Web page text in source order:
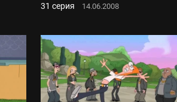
31 серия 14.06.2008